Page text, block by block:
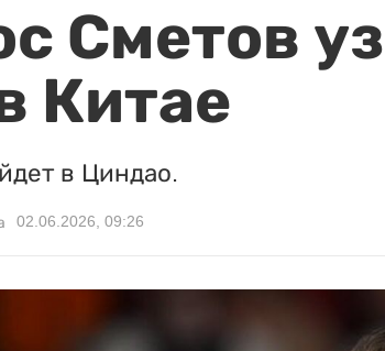
Сметов
Китае
в Циндао.
02.06.2026, 09:26